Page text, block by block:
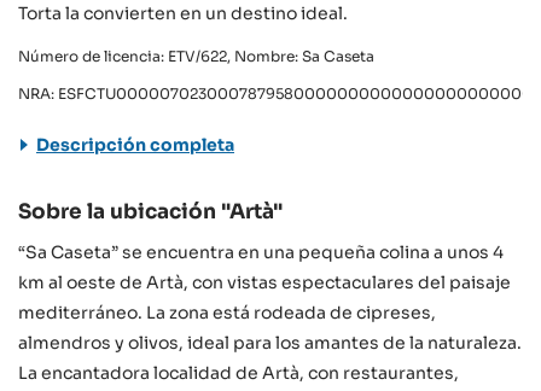
Torta la convierten en un destino ideal.
Número de licencia: ETV/622, Nombre: Sa Caseta
NRA:
Descripción completa
Sobre la ubicación "Artà"
“Sa Caseta” se encuentra en una pequeña colina a unos 4
km al oeste de Artà, con vistas espectaculares del paisaje
mediterráneo. La zona está rodeada de cipreses,
almendros y olivos, ideal para los amantes de la naturaleza.
La encantadora localidad de Artà, con restaurantes,